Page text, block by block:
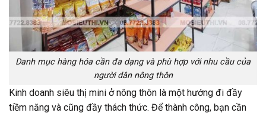
Danh mục hàng hóa cần đa dạng và phù hợp với nhu cầu của
người dân nông thôn
Kinh doanh siêu thị mini ở nông thôn là một hướng đi đầy
tiềm năng và cũng đầy thách thức. Để thành công, bạn cần